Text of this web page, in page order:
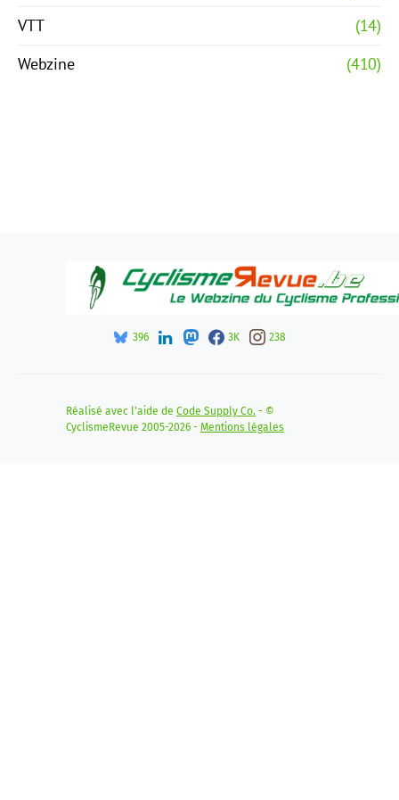
VTT
(14)
Webzine
(410)
396 3K 238
Réalisé avec l'aide de Code Supply Co. - ©
CyclismeRevue 2005-2026 - Mentions légales